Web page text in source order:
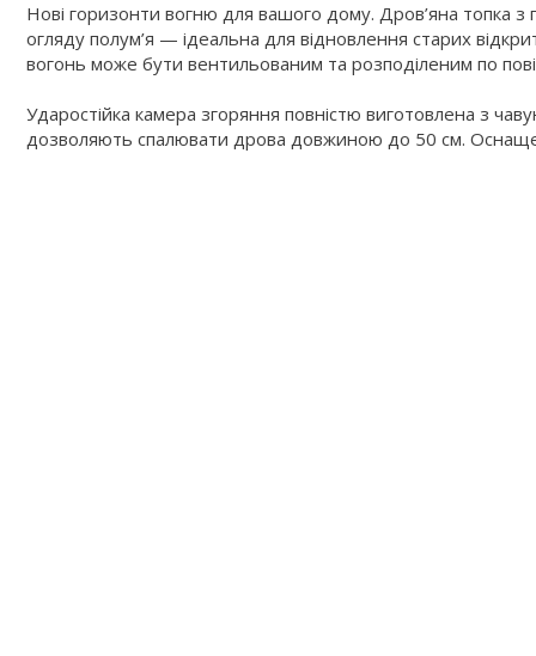
Нові горизонти вогню для вашого дому. Дров’яна топка
огляду полум’я — ідеальна для відновлення старих
вогонь може бути вентильованим та розподіленим по
Ударостійка камера згоряння повністю виготовлена з
дозволяють спалювати дрова довжиною до 50 см.